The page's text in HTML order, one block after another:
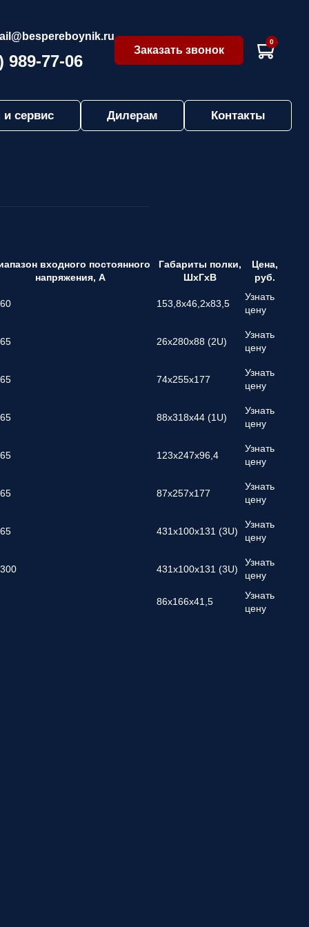
989-77-06
Заказать звонок
0
и сервис Дилерам Контакты
входного постоянного
напряжения, А
Габариты полки,
ШхГхВ
Цена,
руб.
153,8х46,2х83,5
Узнать
цену
26х280х88 (2U)
Узнать
цену
74х255х177
Узнать
цену
88х318х44 (1U)
Узнать
цену
123х247х96,4
Узнать
цену
87x257x177
Узнать
цену
431х100х131 (3U)
Узнать
цену
431х100х131 (3U)
Узнать
цену
86х166х41,5
Узнать
цену